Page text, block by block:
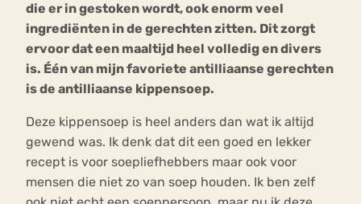
die er in gestoken wordt, ook enorm veel
ingrediënten in de gerechten zitten. Dit zorgt
ervoor dat een maaltijd heel volledig en divers
is. Één van mijn favoriete antilliaanse gerechten
is de antilliaanse kippensoep.
Deze kippensoep is heel anders dan wat ik altijd
gewend was. Ik denk dat dit een goed en lekker
recept is voor soepliefhebbers maar ook voor
mensen die niet zo van soep houden. Ik ben zelf